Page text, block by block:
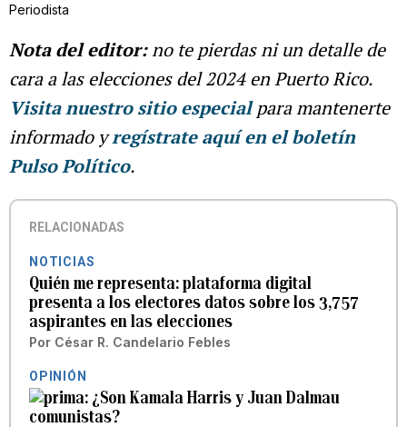
Periodista
Nota del editor:no te pierdas ni un detalle de
cara a las elecciones del 2024 en Puerto Rico.
Visita nuestro sitio especialpara mantenerte
informado yregístrate aquí en el boletín
Pulso Político.
RELACIONADAS
NOTICIAS
Quién me representa: plataforma digital
presenta a los electores datos sobre los 3,757
aspirantes en las elecciones
Por César R. Candelario Febles
OPINIÓN
¿Son Kamala Harris y Juan Dalmau
comunistas?